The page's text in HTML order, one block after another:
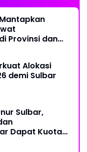
Provinsi dan
Alokasi
demi Sulbar
Sulbar,
Dapat Kuota